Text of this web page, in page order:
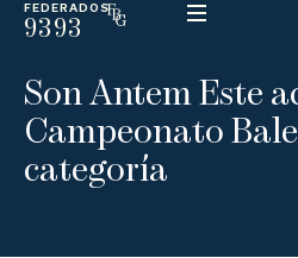
FEDERADOS
9393
ESP
N
D
I
C
P
Son Antem Este
Campeonato
categoría